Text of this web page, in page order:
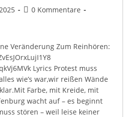
Beitrags-
0 Kommentare
Veränderung Zum Reinhören:
Lyrics Protest muss
wie’s war,wir reißen Wände
Farbe, mit Kreide, mit
wacht auf – es beginnt
stören – weil leise keiner